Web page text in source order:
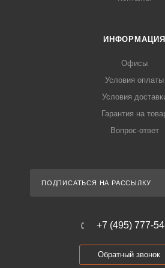
ИНФОРМАЦИЯ
Офисы
Условия оплаты
Условия
Гарантия на
Вопрос-ответ
ПОДПИСАТЬСЯ НА РАССЫЛКУ
+7 (495) 777-
Обратный звонок